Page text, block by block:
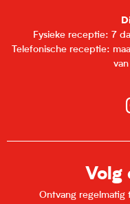
Fysieke receptie: 7
Telefonische receptie:
Volg
Ontvang regelmatig